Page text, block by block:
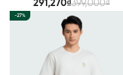
291,270₫399,000₫
-27%